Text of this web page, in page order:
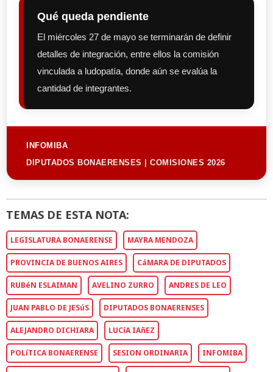
Qué queda pendiente
El miércoles 27 de mayo se terminarán de definir
detalles de integración, entre ellos la comisión
vinculada a ludopatía, donde aún se evalúa la
cantidad de integrantes.
INFOMIBA
DIPUTADOS BONAERENSES | COMISIONES 2026
TEMAS DE ESTA NOTA:
LEGISLATURA BONAERENSE MAYRA MENDOZA
PROVINCIA DE BUENOS AIRES CáMARA DE DIPUTADOS
RUBéN ESLAIMAN AVELINO ZURRO ANDRES DE LEO
JUAN PABLO DE JESúS DIPUTADOS BONAERENSES
ALEJANDRO DICHIARA LUCíA IAñEZ
POLíTICA BONAERENSE SESION ORDINARIA INFOMIBA